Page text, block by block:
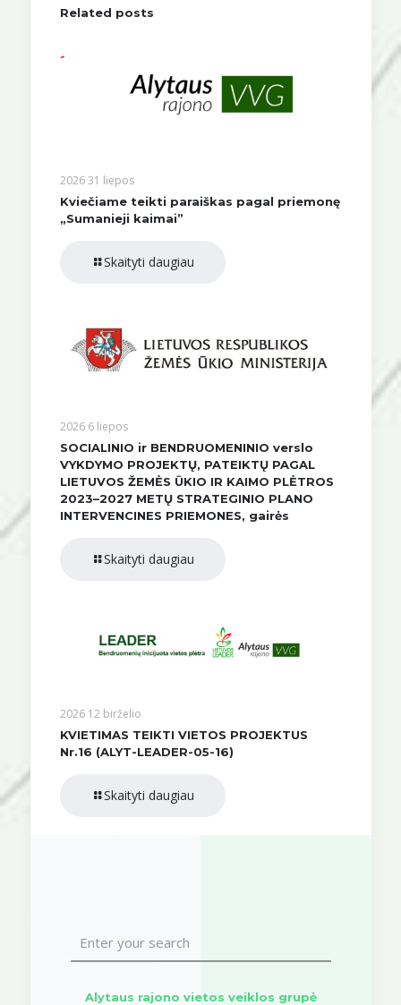
Related posts
2026 31 liepos
Kviečiame teikti paraiškas pagal priemonę
„Sumanieji kaimai”
Skaityti daugiau
2026 6 liepos
SOCIALINIO ir BENDRUOMENINIO verslo
VYKDYMO PROJEKTŲ, PATEIKTŲ PAGAL
LIETUVOS ŽEMĖS ŪKIO IR KAIMO PLĖTROS
2023–2027 METŲ STRATEGINIO PLANO
INTERVENCINES PRIEMONES, gairės
Skaityti daugiau
2026 12 birželio
KVIETIMAS TEIKTI VIETOS PROJEKTUS
Nr.16 (ALYT-LEADER-05-16)
Skaityti daugiau
Alytaus rajono vietos veiklos grupė